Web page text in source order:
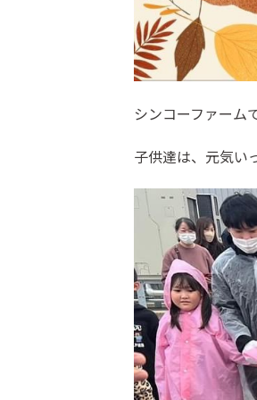
シンコーファーム
子供達は、元気い